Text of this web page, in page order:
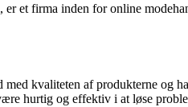
et firma inden for online
kvaliteten af produkterne og
hurtig og effektiv i at løse